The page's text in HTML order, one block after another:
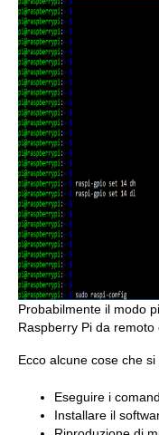
Probabilmente il modo
Raspberry Pi da remoto
Ecco alcune cose che
Eseguire i
Installare il